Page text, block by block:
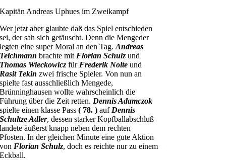
Kapitän Andreas Uphues im Zweikampf
Wer jetzt aber glaubte daß das Spiel entschieden
sei, der sah sich getäuscht. Denn die Mengeder
legten eine super Moral an den Tag.Andreas
Teichmann brachte mit Florian Schulz und
Thomas Wieckowicz fürFrederik Nolte und
Rasit Tekin zwei frische Spieler. Von nun an
spielte fast ausschließlich Mengede,
Brünninghausen wollte wahrscheinlich die
Führung über die Zeit retten. Dennis Adamczok
spielte einen klasse Pass ( 78. ) auf Dennis
Schultze Adler, dessen starker Kopfballabschluß
landete äußerst knapp neben dem rechten
Pfosten. In der gleichen Minute eine gute Aktion
von Florian Schulz, doch es reichte nur zu einem
Eckball.